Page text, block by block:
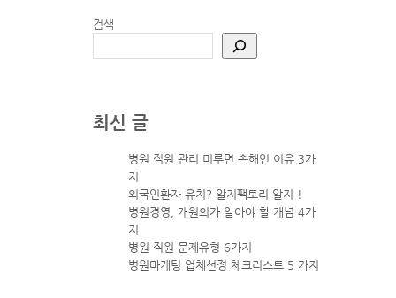
검색
최신 글
병원 직원 관리 미루면 손해인 이유 3가
지
외국인환자 유치? 알지팩토리 알지 !
병원경영, 개원의가 알아야 할 개념 4가
지
병원 직원 문제유형 6가지
병원마케팅 업체선정 체크리스트 5 가지